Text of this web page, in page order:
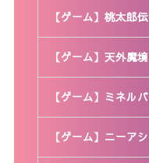
【ゲーム】桃太郎
【ゲーム】天外魔
【ゲーム】ミネル
【ゲーム】ニーア